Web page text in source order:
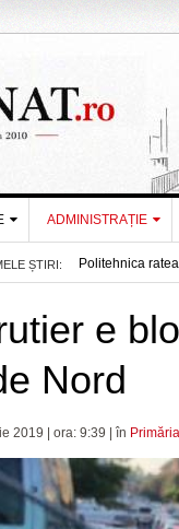
NOI
DE COOKIES
DE
ADMINISTRAȚIE
PRIMĂRIA
CONSILIUL
JUDEŢEAN TIMIŞ
PREFECTURA
ȘTIRI: Politehnica
acum 4 mins
Din Țara
De Sfânta
A abandonat
- acum 4 ore
Furtună scurtă,
Bolojan,
Performanță
Consum record
e
Nord
2019 | ora: 9:39 | în